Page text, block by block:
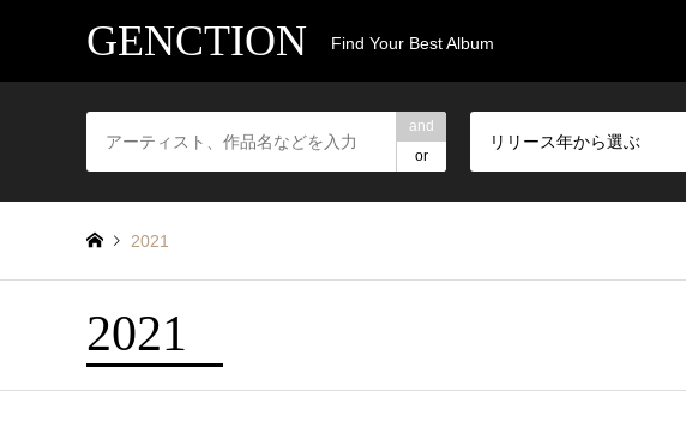
GENCTION Find Your Best Album
and
or
リリース年から選ぶ
2021
2021